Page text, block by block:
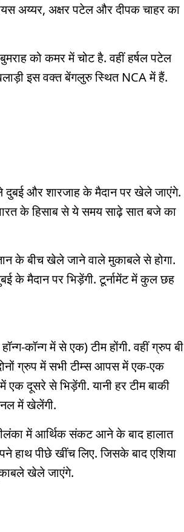
अय्यर, अक्षर पटेल और दीपक चाहर का
को कमर में चोट है. वहीं हर्षल पटेल
इस वक्त बेंगलुरु स्थित NCA में हैं.
और शारजाह के मैदान पर खेले जाएंगे.
के हिसाब से ये समय साढ़े सात बजे का
के बीच खेले जाने वाले मुकाबले से होगा.
के मैदान पर भिड़ेंगी. टूर्नामेंट में कुल छह
कॉन्ग में से एक) टीम होंगी. वहीं ग्रुप बी
ग्रुप में सभी टीम्स आपस में एक-एक
दूसरे से भिड़ेंगी. यानी हर टीम बाकी
में खेलेंगी.
में आर्थिक संकट आने के बाद हालात
हाथ पीछे खींच लिए. जिसके बाद एशिया
खेले जाएंगे.